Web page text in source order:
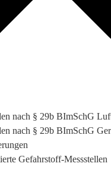
nach § 29b BImSchG
nach § 29b BImSchG
Gefahrstoff-Messstellen